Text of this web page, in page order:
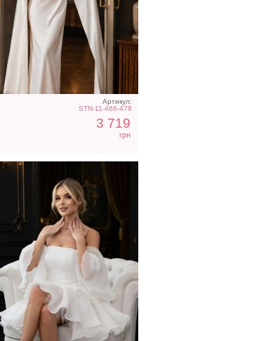
Артикул:
STN-11-466-478
3 719
грн
Фатиновое короткое белое
платье с открытыми
плечами
Коктейльное короткое
платье-шорты
шоколадного цвета